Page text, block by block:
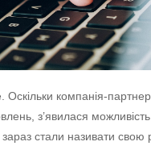
Оскільки компанія-
з’явилася
зараз стали називати свою